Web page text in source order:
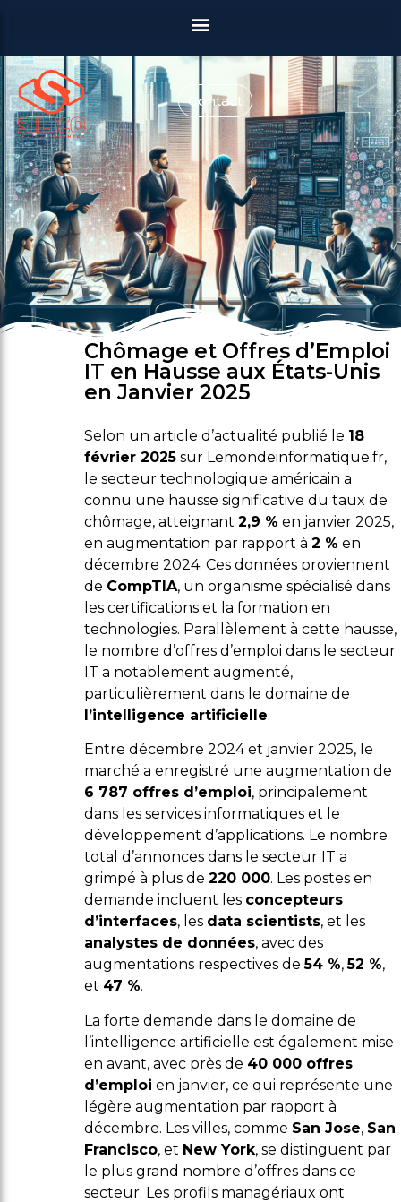
Contact
Chômage et Offres d’Emploi
IT en Hausse aux États-Unis
en Janvier 2025
Selon un article d’actualité publié le 18
février 2025 sur Lemondeinformatique.fr,
le secteur technologique américain a
connu une hausse significative du taux de
chômage, atteignant 2,9 % en janvier 2025,
en augmentation par rapport à 2 % en
décembre 2024. Ces données proviennent
de CompTIA, un organisme spécialisé dans
les certifications et la formation en
technologies. Parallèlement à cette hausse,
le nombre d’offres d’emploi dans le secteur
IT a notablement augmenté,
particulièrement dans le domaine de
l’intelligence artificielle.
Entre décembre 2024 et janvier 2025, le
marché a enregistré une augmentation de
6 787 offres d’emploi, principalement
dans les services informatiques et le
développement d’applications. Le nombre
total d’annonces dans le secteur IT a
grimpé à plus de 220 000. Les postes en
demande incluent les concepteurs
d’interfaces, les data scientists, et les
analystes de données, avec des
augmentations respectives de54 %,52 %,
et 47 %.
La forte demande dans le domaine de
l’intelligence artificielle est également mise
en avant, avec près de 40 000 offres
d’emploi en janvier, ce qui représente une
légère augmentation par rapport à
décembre. Les villes, comme San Jose, San
Francisco, et New York, se distinguent par
le plus grand nombre d’offres dans ce
secteur. Les profils managériaux ont